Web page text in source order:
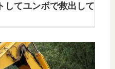
てユンボで救出して